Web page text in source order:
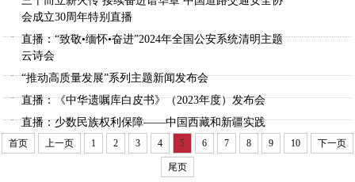
会成立30周年特别直播
直播：“致敬•缅怀•奋进”2024年全国公安系统清明主题
云诗会
“推动高质量发展”系列主题新闻发布会
直播：《中华遗嘱库白皮书》（2023年度）发布会
直播：少数民族权利保障——中国西藏和新疆实践
首页 上一页 1 2 3 4 5 6 7 8 9 10 下一页
尾页